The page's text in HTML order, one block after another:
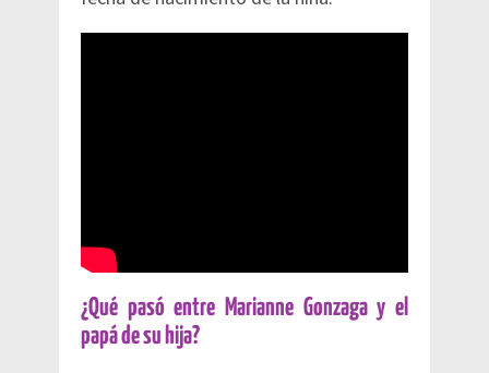
¿Qué pasó entre Marianne Gonzaga y el
papá de su hija?